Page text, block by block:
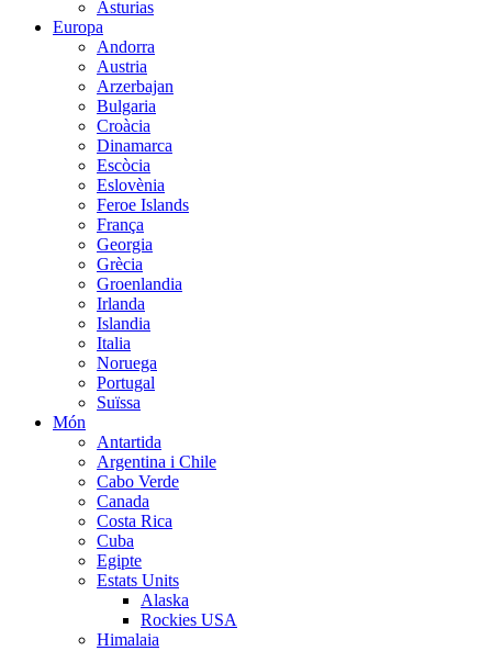
Asturias
Europa
Andorra
Austria
Arzerbajan
Bulgaria
Croàcia
Dinamarca
Escòcia
Eslovènia
Feroe Islands
França
Georgia
Grècia
Groenlandia
Irlanda
Islandia
Italia
Noruega
Portugal
Suïssa
Món
Antartida
Argentina i Chile
Cabo Verde
Canada
Costa Rica
Cuba
Egipte
Estats Units
Alaska
Rockies USA
Himalaia